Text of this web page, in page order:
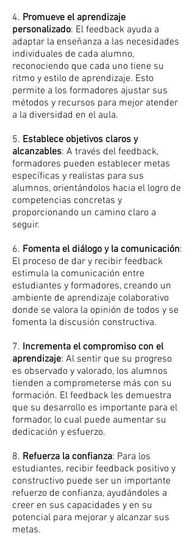
4. Promueve el aprendizaje
personalizado: El feedback ayuda a
adaptar la enseñanza a las necesidades
individuales de cada alumno,
reconociendo que cada uno tiene su
ritmo y estilo de aprendizaje. Esto
permite a los formadores ajustar sus
métodos y recursos para mejor atender
a la diversidad en el aula.
5. Establece objetivos claros y
alcanzables: A través del feedback,
formadores pueden establecer metas
específicas y realistas para sus
alumnos, orientándolos hacia el logro de
competencias concretas y
proporcionando un camino claro a
seguir.
6. Fomenta el diálogo y la comunicación:
El proceso de dar y recibir feedback
estimula la comunicación entre
estudiantes y formadores, creando un
ambiente de aprendizaje colaborativo
donde se valora la opinión de todos y se
fomenta la discusión constructiva.
7. Incrementa el compromiso con el
aprendizaje: Al sentir que su progreso
es observado y valorado, los alumnos
tienden a comprometerse más con su
formación. El feedback les demuestra
que su desarrollo es importante para el
formador, lo cual puede aumentar su
dedicación y esfuerzo.
8. Refuerza la confianza: Para los
estudiantes, recibir feedback positivo y
constructivo puede ser un importante
refuerzo de confianza, ayudándoles a
creer en sus capacidades y en su
potencial para mejorar y alcanzar sus
metas.